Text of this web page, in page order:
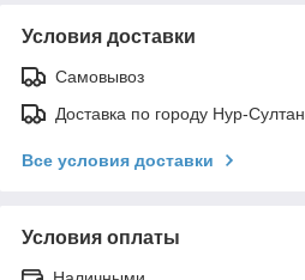
Условия доставки
Самовывоз
Доставка по городу Нур-Султан
Все условия доставки
Условия оплаты